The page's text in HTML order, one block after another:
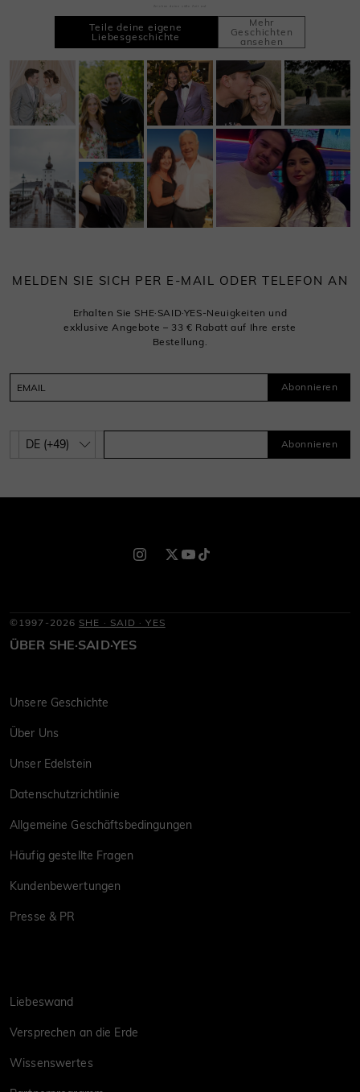
Teile deine eigene
Liebesgeschichte
Mehr
Geschichten
ansehen
MELDEN SIE SICH PER E-MAIL ODER TELEFON AN
Erhalten Sie SHE·SAID·YES-Neuigkeiten und
exklusive Angebote – 33 € Rabatt auf Ihre erste
Bestellung.
Abonnieren
Abonnieren
©1997-2026 SHE · SAID · YES
ÜBER SHE·SAID·YES
Unsere Geschichte
Über Uns
Unser Edelstein
Datenschutzrichtlinie
Allgemeine Geschäftsbedingungen
Häufig gestellte Fragen
Kundenbewertungen
Presse & PR
Liebeswand
Versprechen an die Erde
Wissenswertes